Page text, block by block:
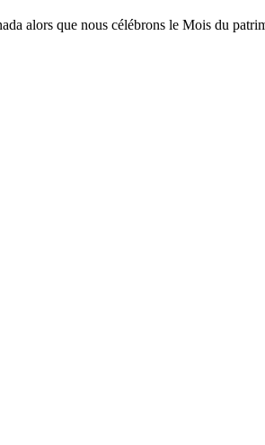
alors que nous célébrons le Mois du